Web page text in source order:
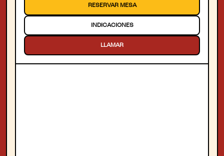
RESERVAR MESA
INDICACIONES
LLAMAR